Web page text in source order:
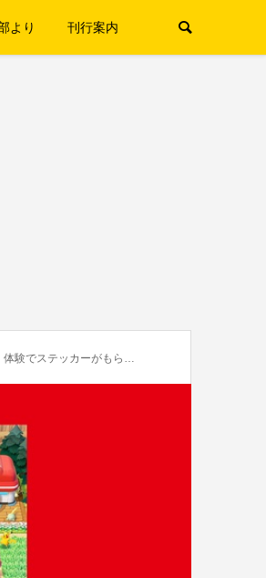
より 刊行案内
でステッカーがもらえる